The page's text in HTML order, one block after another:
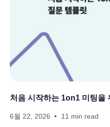
처음 시작하는 1on1 미팅을
6월 22, 2026 11 min read